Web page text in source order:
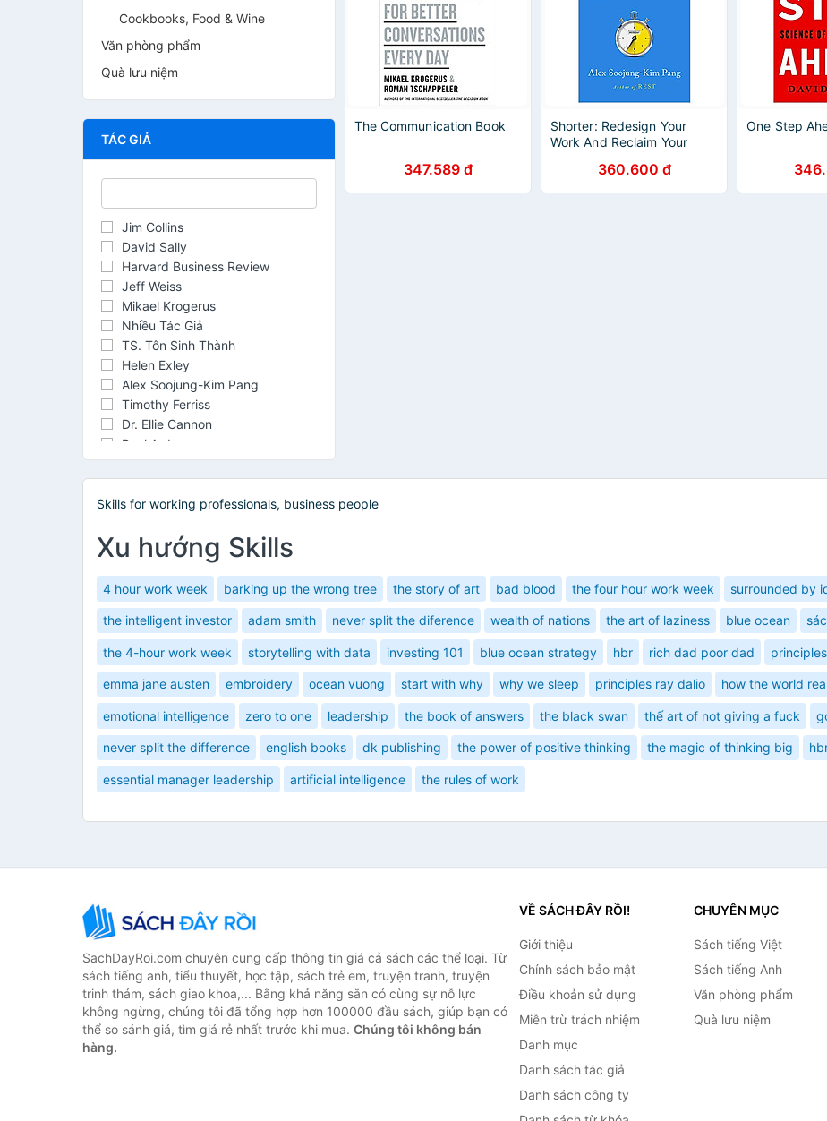
Cookbooks, Food & Wine
Văn phòng phẩm
Quà lưu niệm
TÁC GIẢ
Jim Collins
David Sally
Harvard Business Review
Jeff Weiss
Mikael Krogerus
Nhiều Tác Giả
TS. Tôn Sinh Thành
Helen Exley
Alex Soojung-Kim Pang
Timothy Ferriss
Dr. Ellie Cannon
Paul Arden
The Communication Book
347.589 đ
Shorter: Redesign Your
Work And Reclaim Your
360.600 đ
One Step
Skills for working professionals, business people
Xu hướng Skills
4 hour work week barking up the wrong tree the story of art bad blood the four hour work week surrounded by
the intelligent investor adam smith never split the diference wealth of nations the art of laziness blue ocean
the 4-hour work week storytelling with data investing 101 blue ocean strategy hbr rich dad poor dad
emma jane austen embroidery ocean vuong start with why why we sleep principles ray dalio how the world
emotional intelligence zero to one leadership the book of answers the black swan thế art of not giving a fuck
never split the difference english books dk publishing the power of positive thinking the magic of thinking big
essential manager leadership artificial intelligence the rules of work
SachDayRoi.com chuyên cung cấp thông tin giá cả sách các thể loại. Từ
sách tiếng anh, tiểu thuyết, học tập, sách trẻ em, truyện tranh, truyện
trinh thám, sách giao khoa,... Bằng khả năng sẵn có cùng sự nỗ lực
không ngừng, chúng tôi đã tổng hợp hơn 100000 đầu sách, giúp bạn có
thể so sánh giá, tìm giá rẻ nhất trước khi mua. Chúng tôi không bán
hàng.
VỀ SÁCH ĐÂY RỒI!
Giới thiệu
Chính sách bảo mật
Điều khoản sử dụng
Miễn trừ trách nhiệm
Danh mục
Danh sách tác giả
Danh sách công ty
CHUYÊN MỤC
Sách tiếng Việt
Sách tiếng Anh
Văn phòng phẩm
Quà lưu niệm